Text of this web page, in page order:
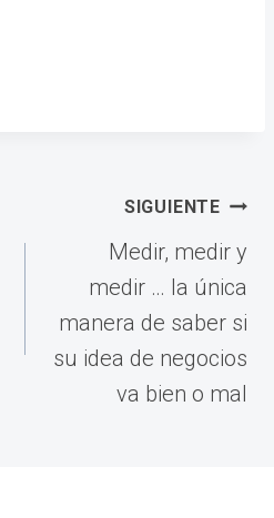
SIGUIENTE
Medir, medir y
medir … la única
manera de saber si
su idea de negocios
va bien o mal